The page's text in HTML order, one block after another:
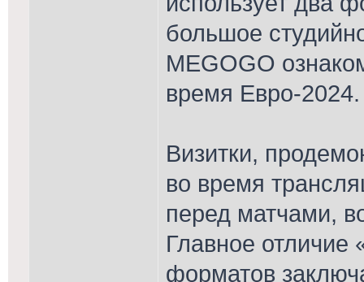
большое
MEGOGO
время Евро-2024.
Визитки,
во время
перед матчами,
Главное отличие
форматов